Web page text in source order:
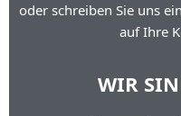
oder schreiben Sie uns
auf Ihre
WIR